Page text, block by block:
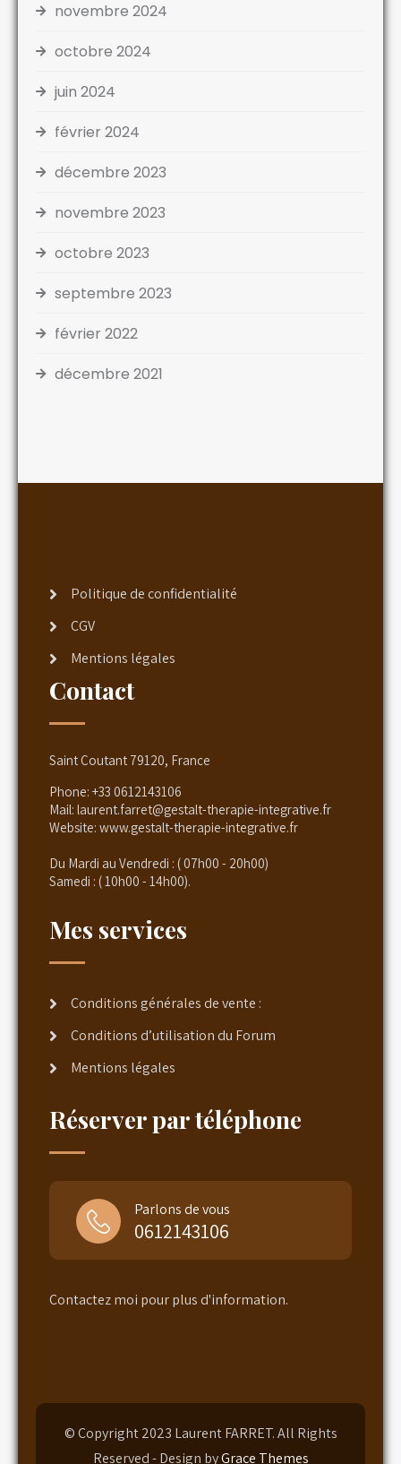
novembre 2024
octobre 2024
juin 2024
février 2024
décembre 2023
novembre 2023
octobre 2023
septembre 2023
février 2022
décembre 2021
Politique de confidentialité
CGV
Mentions légales
Contact
Saint Coutant 79120, France
Phone: +33 0612143106
Mail: laurent.farret@gestalt-therapie-integrative.fr
Website: www.gestalt-therapie-integrative.fr
Du Mardi au Vendredi : ( 07h00 - 20h00)
Samedi : ( 10h00 - 14h00).
Mes services
Conditions générales de vente :
Conditions d’utilisation du Forum
Mentions légales
Réserver par téléphone
Parlons de vous
0612143106
Contactez moi pour plus d'information.
© Copyright 2023 Laurent FARRET. All Rights
Reserved - Design byGrace Themes